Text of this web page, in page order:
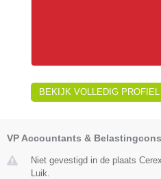
BEKIJK VOLLEDIG PROFIEL
VP Accountants &
Niet gevestigd in de plaats
Luik.